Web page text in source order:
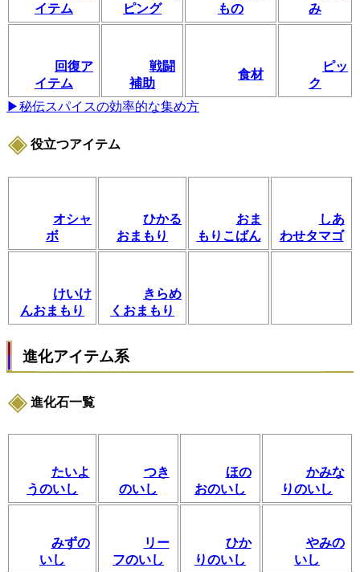
イテム
ピング
もの
み
回復ア
イテム
戦闘
補助
食材
ピッ
ク
▶秘伝スパイスの効率的な集め方
役立つアイテム
オシャ
ボ
ひかる
おまもり
おま
もりこばん
しあ
わせタマゴ
けいけ
んおまもり
きらめ
くおまもり
進化アイテム系
進化石一覧
たいよ
うのいし
つき
のいし
ほの
おのいし
かみな
りのいし
みずの
いし
リー
フのいし
ひか
りのいし
やみの
いし